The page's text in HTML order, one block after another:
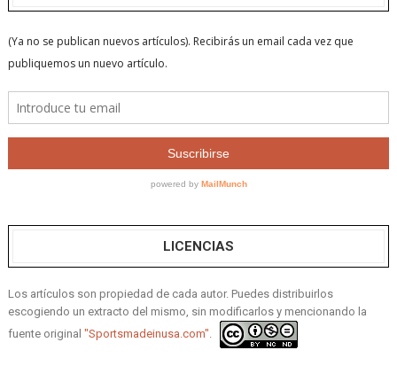
LICENCIAS
Los artículos son propiedad de cada autor. Puedes distribuirlos
escogiendo un extracto del mismo, sin modificarlos y mencionando la
fuente original "Sportsmadeinusa.com".